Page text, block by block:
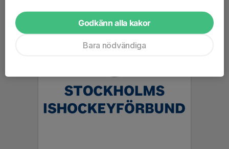
Godkänn alla kakor
Bara nödvändiga